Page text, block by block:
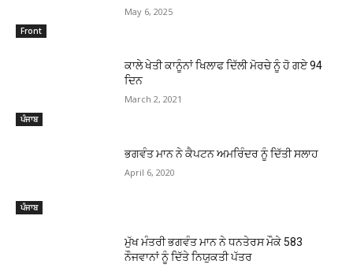
Front
May 6, 2025
ਪੰਜਾਬ
ਕਾਲੇ ਖੇਤੀ ਕਾਨੂੰਨਾਂ ਖਿਲਾਫ ਦਿੱਲੀ ਮੋਰਚੇ ਨੂੰ ਹੋ ਗਏ 94
ਦਿਨ
March 2, 2021
ਪੰਜਾਬ
ਭਗਵੰਤ ਮਾਨ ਨੇ ਕੈਪਟਨ ਅਮਰਿੰਦਰ ਨੂੰ ਦਿੱਤੀ ਸਲਾਹ
April 6, 2020
ਮੁੱਖ ਮੰਤਰੀ ਭਗਵੰਤ ਮਾਨ ਨੇ ਧਨਤੇਰਸ ਮੌਕੇ 583
ਨੌਜਵਾਨਾਂ ਨੂੰ ਦਿੱਤੇ ਨਿਯੁਕਤੀ ਪੱਤਰ